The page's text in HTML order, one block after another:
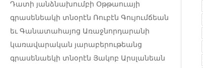
Դատի յանձնախումբի Օթթաուայի
գրասենեակի տնօրէն Ռուբէն Գույումճեան
եւ Գանատահայոց Առաջնորդարանի
կառավարական յարաբերութեանց
գրասենաեկի տնօրէն Յակոբ Արսլանեան